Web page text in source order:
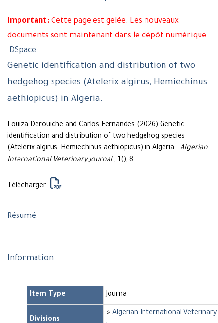
Important: Cette page est gelée. Les nouveaux
documents sont maintenant dans le dépôt numérique
DSpace
Genetic identification and distribution of two
hedgehog species (Atelerix algirus, Hemiechinus
aethiopicus) in Algeria.
Louiza Derouiche and Carlos Fernandes (2026) Genetic
identification and distribution of two hedgehog species
(Atelerix algirus, Hemiechinus aethiopicus) in Algeria.. Algerian
International Veterinary Journal, 1(), 8
Télécharger
Résumé
Information
Item Type Journal
Divisions
» Algerian International Veterinary